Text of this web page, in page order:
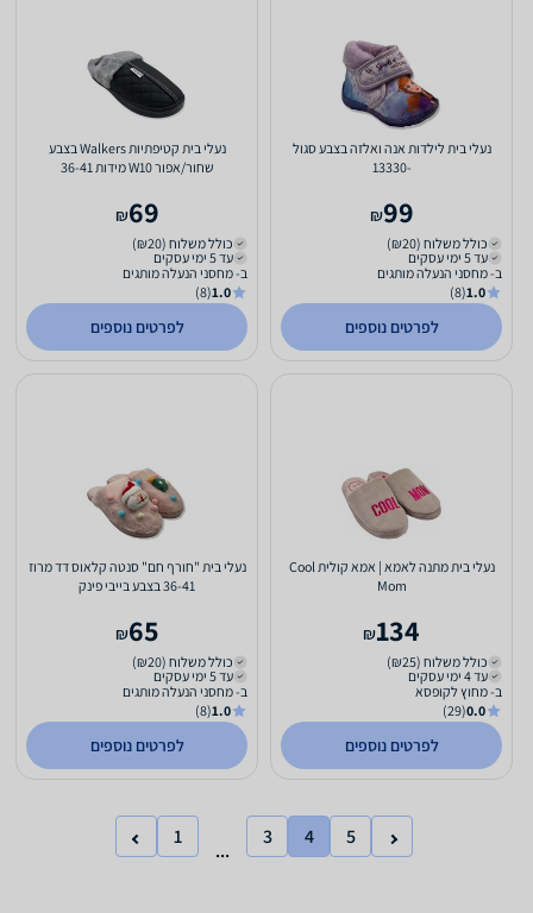
נעלי בית לילדות אנה ואלזה בצבע סגול
-13330
99
₪
כולל משלוח (₪20)
עד 5 ימי עסקים
ב- מחסני הנעלה מותגים
1.0
(8)
לפרטים נוספים
נעלי בית קטיפתיות Walkers בצבע
שחור/אפור W10 מידות 36-41
69
₪
כולל משלוח (₪20)
עד 5 ימי עסקים
ב- מחסני הנעלה מותגים
1.0
(8)
לפרטים נוספים
נעלי בית מתנה לאמא | אמא קולית Cool
Mom
134
₪
כולל משלוח (₪25)
עד 4 ימי עסקים
ב- מחוץ לקופסא
0.0
(29)
לפרטים נוספים
נעלי בית "חורף חם" סנטה קלאוס דד מרוז
36-41 בצבע בייבי פינק
65
₪
כולל משלוח (₪20)
עד 5 ימי עסקים
ב- מחסני הנעלה מותגים
1.0
(8)
לפרטים נוספים
1
...
3 4 5